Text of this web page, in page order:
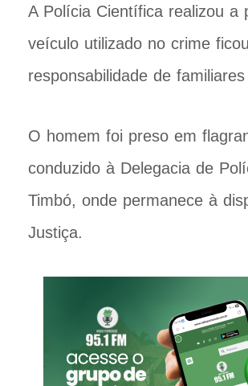
A Polícia Científica realizou a
veículo utilizado no crime
responsabilidade de
O homem foi preso em
conduzido à Delegacia de
Timbó, onde permanece à
Justiça.